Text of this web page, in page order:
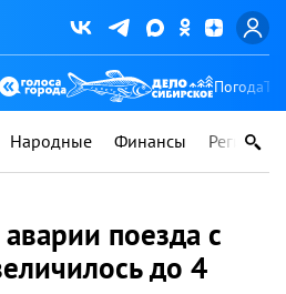
Погода
Народные Финансы Регионы
поезда с
до 4